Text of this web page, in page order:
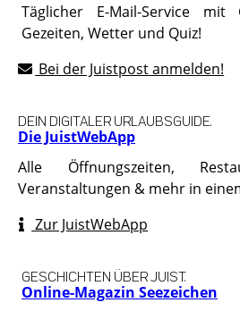
Täglicher E-Mail-Service mit
Gezeiten, Wetter und Quiz!
Bei der Juistpost anmelden!
Die JuistWebApp
DEIN DIGITALER URLAUBSGUIDE.
Alle Öffnungszeiten,
Veranstaltungen & mehr in
Zur JuistWebApp
Online-Magazin Seezeichen
GESCHICHTEN ÜBER JUIST.